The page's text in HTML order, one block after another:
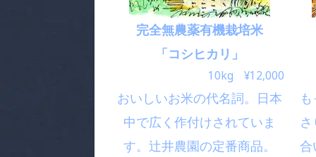
完全無農薬有機栽培米
「コシヒカリ」
10kg ¥12,000
おいしいお米の代名詞。日本
中で広く作付けされていま
す。辻井農園の定番商品。
合